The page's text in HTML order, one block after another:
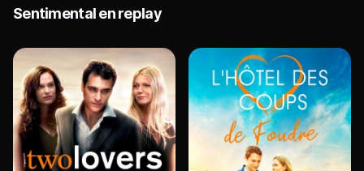
Sentimental en replay